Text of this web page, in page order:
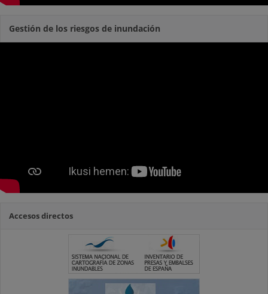
Gestión de los riesgos de inundación
Accesos directos